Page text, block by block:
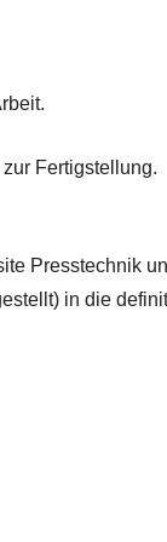
Fertigstellung.
Presstechnik
in die